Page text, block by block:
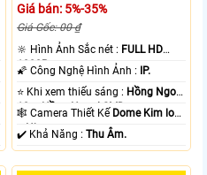
Giá bán: 5%-35%
Giá Gốc: 00 ₫
🔆 Hình Ảnh Sắc nét : FULL HD
1080P .
🌠 Công Nghệ Hình Ảnh :
IP.
⭐ Khi xem thiếu sáng : Hồng Ngoại
10m Hồng Ngoại SMD.
🕸️ Camera Thiết Kế Dome Kim loại
+ Nhựa.
️✔️ Khả Năng :Thu Âm.